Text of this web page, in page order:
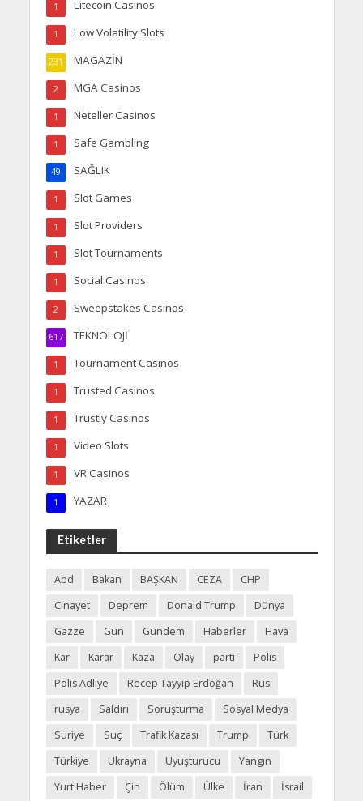
Litecoin Casinos
1
Low Volatility Slots
1
MAGAZİN
231
MGA Casinos
2
Neteller Casinos
1
Safe Gambling
1
SAĞLIK
49
Slot Games
1
Slot Providers
1
Slot Tournaments
1
Social Casinos
1
Sweepstakes Casinos
2
TEKNOLOJİ
617
Tournament Casinos
1
Trusted Casinos
1
Trustly Casinos
1
Video Slots
1
VR Casinos
1
YAZAR
1
Etiketler
Abd Bakan BAŞKAN CEZA
CHP
Cinayet
Deprem Donald Trump
Dünya
Gazze
Gün Gündem Haberler
Hava
Kar
Karar Kaza Olay parti
Polis
Polis Adliye
Recep Tayyip Erdoğan
Rus
rusya
Saldırı Soruşturma
Sosyal Medya
Suriye
Suç Trafik Kazası Trump
Türk
Türkiye
Ukrayna Uyuşturucu
Yangın
Yurt Haber
Çin Ölüm Ülke İran
İsrail